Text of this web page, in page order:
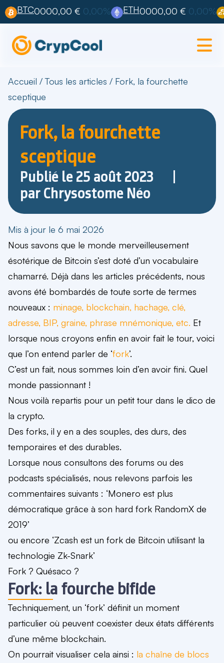
BTC0000,00 € 0,00% ETH0000,00 € 0,00%
Accueil /Tous les articles / Fork, la fourchette
sceptique
Fork, la fourchette
sceptique
Publié le25 août 2023
parChrysostome Néo
Mis à jour le 6 mai 2026
Nous savons que le monde merveilleusement
ésotérique de Bitcoin s’est doté d’un vocabulaire
chamarré. Déjà dans les articles précédents, nous
avons été bombardés de toute sorte de termes
nouveaux : minage, blockchain, hachage, clé,
adresse, BIP, graine, phrase mnémonique, etc. Et
lorsque nous croyons enfin en avoir fait le tour, voici
que l’on entend parler de ‘fork’.
C’est un fait, nous sommes loin d’en avoir fini. Quel
monde passionnant !
Nous voilà repartis pour un petit tour dans le dico de
la crypto.
Des forks, il y en a des souples, des durs, des
temporaires et des durables.
Lorsque nous consultons des forums ou des
podcasts spécialisés, nous relevons parfois les
commentaires suivants : ‘Monero est plus
démocratique grâce à son hard fork RandomX de
2019’
ou encore ‘Zcash est un fork de Bitcoin utilisant la
technologie Zk-Snark’
Fork ? Quésaco ?
Fork: la fourche bifide
Techniquement, un ‘fork’ définit un moment
particulier où peuvent coexister deux états différents
d’une même blockchain.
On pourrait visualiser cela ainsi : la chaîne de blocs